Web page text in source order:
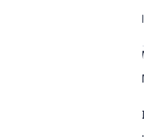
על מחיר תחרותי
מקומות ובמבחר
לד חלקית,